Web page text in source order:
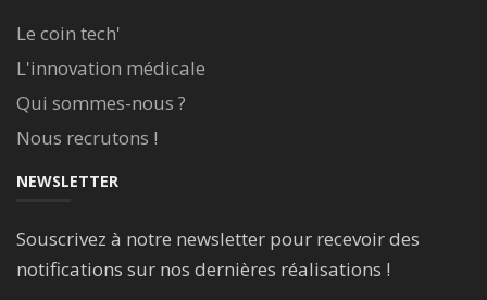
Le coin tech'
L'innovation médicale
Qui sommes-nous ?
Nous recrutons !
NEWSLETTER
Souscrivez à notre newsletter pour recevoir des
notifications sur nos dernières réalisations !